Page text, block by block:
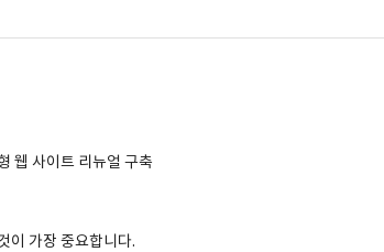
웹 사이트 리뉴얼 구축
이 가장 중요합니다.